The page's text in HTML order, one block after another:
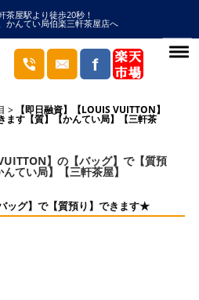
茶屋駅より徒歩20秒！
かんてい局伯楽三軒茶屋店へ
【即日融資】【LOUIS VUITTON】
ます【質】【かんてい局】【三軒茶
】の【バッグ】で【質預
てい局】【三軒茶屋】
ッグ】で【質預り】できます★